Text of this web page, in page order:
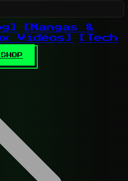
[Mangas &
Vidéos]
[Tech